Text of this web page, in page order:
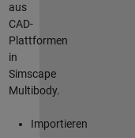
aus
CAD-
Plattformen
in
Simscape
Multibody.
Importieren